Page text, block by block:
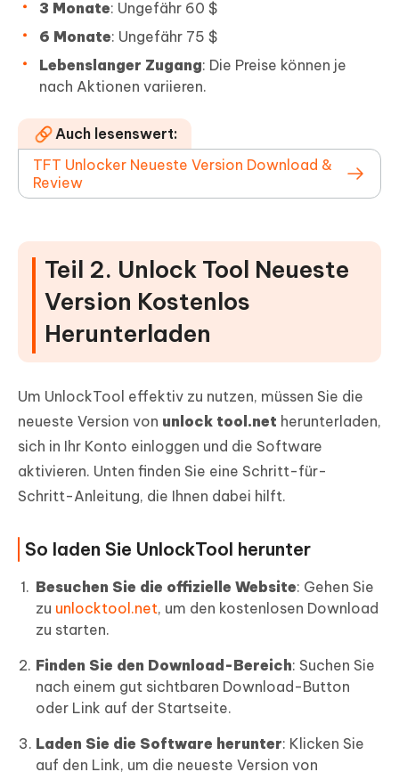
3 Monate: Ungefähr 60 $
6 Monate: Ungefähr 75 $
Lebenslanger Zugang: Die Preise können je
nach Aktionen variieren.
Auch lesenswert:
TFT Unlocker Neueste Version Download &
Review
Teil 2. Unlock Tool Neueste
Version Kostenlos
Herunterladen
Um UnlockTool effektiv zu nutzen, müssen Sie die
neueste Version von unlock tool.net herunterladen,
sich in Ihr Konto einloggen und die Software
aktivieren. Unten finden Sie eine Schritt-für-
Schritt-Anleitung, die Ihnen dabei hilft.
So laden Sie UnlockTool herunter
Besuchen Sie die offizielle Website: Gehen Sie
zu unlocktool.net, um den kostenlosen Download
zu starten.
Finden Sie den Download-Bereich: Suchen Sie
nach einem gut sichtbaren Download-Button
oder Link auf der Startseite.
Laden Sie die Software herunter: Klicken Sie
auf den Link, um die neueste Version von